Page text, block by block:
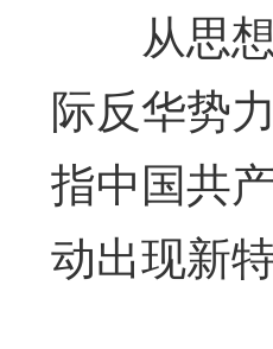
从思想
际反华势
指中国共
动出现新